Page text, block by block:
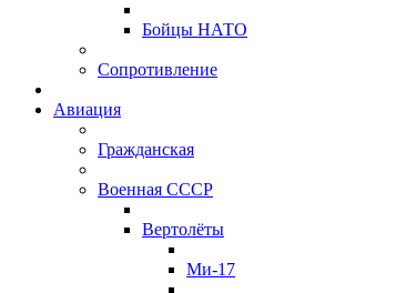
Бойцы НАТО
Сопротивление
Авиация
Гражданская
Военная СССР
Вертолёты
Ми-17